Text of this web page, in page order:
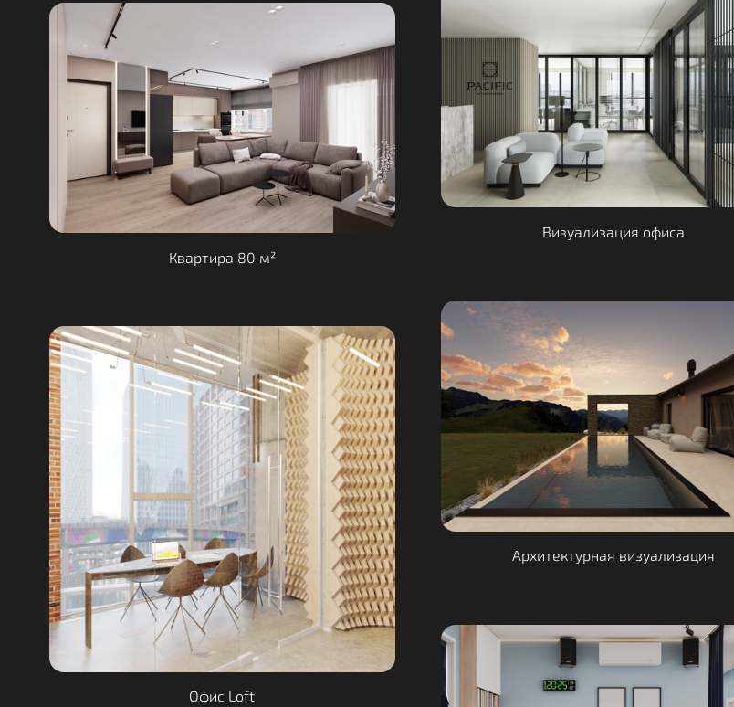
Визуализация офиса
Квартира 80 м²
Архитектурная визуализация
Офис Loft